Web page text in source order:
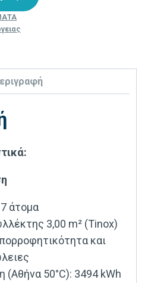
άτομα
3,00 m² (Tinox)
και
(Αθήνα 50°C): 3494 kWh